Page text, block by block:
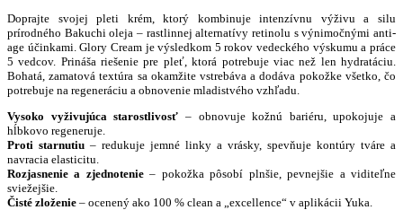
Doprajte svojej pleti krém, ktorý kombinuje intenzívnu výživu a silu
prírodného Bakuchi oleja – rastlinnej alternatívy retinolu s výnimočnými anti-
age účinkami. Glory Cream je výsledkom 5 rokov vedeckého výskumu a práce
5 vedcov. Prináša riešenie pre pleť, ktorá potrebuje viac než len hydratáciu.
Bohatá, zamatová textúra sa okamžite vstrebáva a dodáva pokožke všetko, čo
potrebuje na regeneráciu a obnovenie mladistvého vzhľadu.
Vysoko vyživujúca starostlivosť – obnovuje kožnú bariéru, upokojuje a
hĺbkovo regeneruje.
Proti starnutiu – redukuje jemné linky a vrásky, spevňuje kontúry tváre a
navracia elasticitu.
Rozjasnenie a zjednotenie– pokožka pôsobí plnšie, pevnejšie a viditeľne
sviežejšie.
Čisté zloženie – ocenený ako 100 % clean a „excellence“ v aplikácii Yuka.